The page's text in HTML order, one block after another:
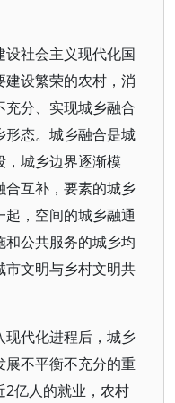
社会主义现代化国
设繁荣的农村，消
分、实现城乡融合
形态。城乡融合是城
，城乡边界逐渐模
合互补，要素的城乡
，空间的城乡融通
公共服务的城乡均
市文明与乡村文明共
现代化进程后，城乡
展不平衡不充分的重
2亿人的就业，农村